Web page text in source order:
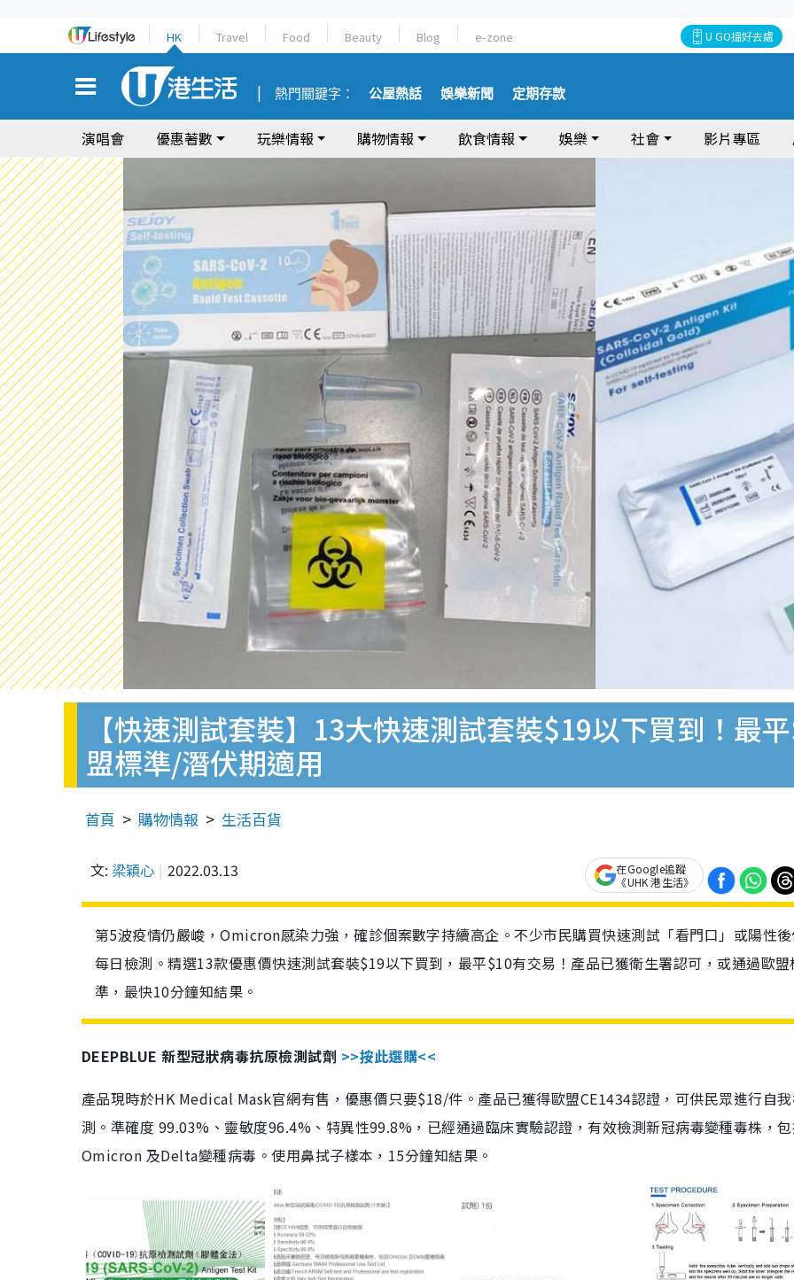
HK Travel Food Beauty Blog e-zone U GO搵好去處
熱門關鍵字： 公屋熱話 娛樂新聞 定期存款
演唱會 優惠著數 玩樂情報 購物情報 飲食情報 娛樂 社會 影片專區
【快速測試套裝】13大快速測試套裝$19以下買到！最
盟標準/潛伏期適用
首頁 購物情報 生活百貨
文: 梁穎心 2022.03.13
在Google追蹤
《UHK 港生活》
第5波疫情仍嚴峻，Omicron感染力強，確診個案數字持續高企。不少市民購買快速測試「看門口」或陽性
每日檢測。精選13款優惠價快速測試套裝$19以下買到，最平$10有交易！產品已獲衛生署認可，或通過歐盟
準，最快10分鐘知結果。
DEEPBLUE 新型冠狀病毒抗原檢測試劑 >>按此選購<<
產品現時於HK Medical Mask官網有售，優惠價只要$18/件。產品已獲得歐盟CE1434認證，可供民眾進行自
測。準確度 99.03%、靈敏度96.4%、特異性99.8%，已經通過臨床實驗認證，有效檢測新冠病毒變種毒株，
Omicron 及Delta變種病毒。使用鼻拭子樣本，15分鐘知結果。